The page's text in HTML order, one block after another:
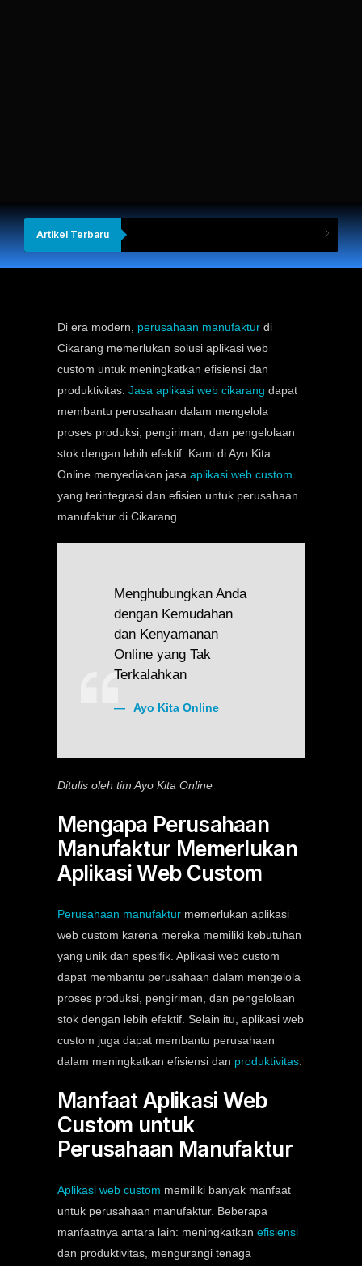
Artikel Terbaru
Di era modern, perusahaan manufakturdi
Cikarang memerlukan solusi aplikasi web
custom untuk meningkatkan efisiensi dan
produktivitas. Jasa aplikasi web cikarang dapat
membantu perusahaan dalam mengelola
proses produksi, pengiriman, dan pengelolaan
stok dengan lebih efektif. Kami di Ayo Kita
Online menyediakan jasa aplikasi web custom
yang terintegrasi dan efisien untuk perusahaan
manufaktur di Cikarang.
Menghubungkan Anda
dengan Kemudahan
dan Kenyamanan
Online yang Tak
Terkalahkan
Ayo Kita Online
Ditulis oleh tim Ayo Kita Online
Mengapa Perusahaan
Manufaktur Memerlukan
Aplikasi Web Custom
Perusahaan manufakturmemerlukan aplikasi
web custom karena mereka memiliki kebutuhan
yang unik dan spesifik. Aplikasi web custom
dapat membantu perusahaan dalam mengelola
proses produksi, pengiriman, dan pengelolaan
stok dengan lebih efektif. Selain itu, aplikasi web
custom juga dapat membantu perusahaan
dalam meningkatkan efisiensi dan produktivitas.
Manfaat Aplikasi Web
Custom untuk
Perusahaan Manufaktur
Aplikasi web custom memiliki banyak manfaat
untuk perusahaan manufaktur. Beberapa
manfaatnya antara lain: meningkatkan efisiensi
dan produktivitas, mengurangi tenaga